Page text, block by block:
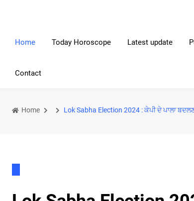
Home Today Horoscope Latest update
Contact
Home Lok Sabha Election 2024 : ਕੇਪੀ ਦੇ ਪਾਲਾ